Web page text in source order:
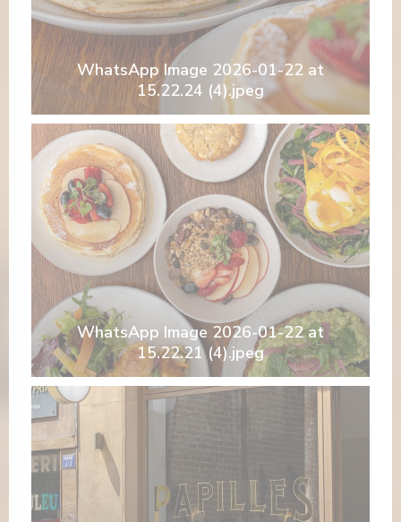
WhatsApp Image 2026-01-22 at
15.22.24 (4).jpeg
WhatsApp Image 2026-01-22 at
15.22.21 (4).jpeg